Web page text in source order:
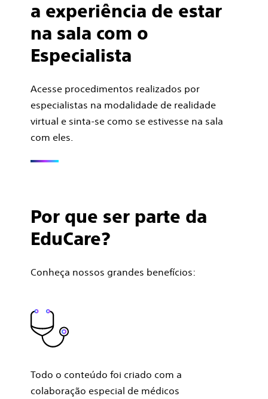
a experiência de estar
na sala com o
Especialista
Acesse procedimentos realizados por
especialistas na modalidade de realidade
virtual e sinta-se como se estivesse na sala
com eles.
Por que ser parte da
EduCare?
Conheça nossos grandes benefícios:
Todo o conteúdo foi criado com a
colaboração especial de médicos